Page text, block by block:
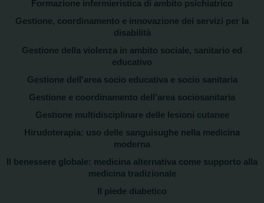
Formazione infermieristica di ambito psichiatrico
Gestione, coordinamento e innovazione dei servizi per la
disabilità
Gestione della violenza in ambito sociale, sanitario ed
educativo
Gestione dell'area socio educativa e socio sanitaria
Gestione e coordinamento dell’area sociosanitaria
Gestione multidisciplinare delle lesioni cutanee
Hirudoterapia: uso delle sanguisughe nella medicina
moderna
Il benessere globale: medicina alternativa come supporto alla
medicina tradizionale
Il piede diabetico